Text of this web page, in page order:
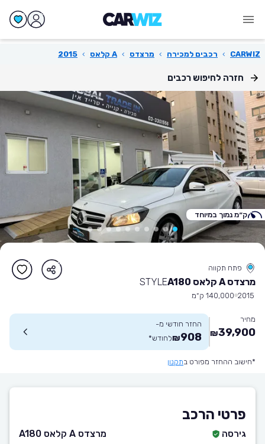
CARWIZ
› רכבים למכירה › מרצדס › A קלאס ›
2015
חזרה לחיפוש רכבים
ק״מ נמוך במיוחד
פתח תקווה
מרצדס A קלאס A180 STYLE
2015 140,000 ק״מ
מחיר
39,900
₪
החזר חודשי מ-
908
₪לחודש*
*חישוב ההחזר מפורט בתקנון
פרטי הרכב
גירסה
מרצדס A קלאס A180